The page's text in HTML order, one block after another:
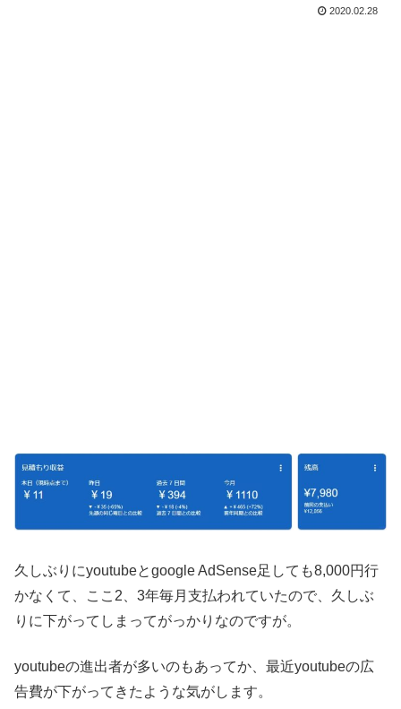
2020.02.28
久しぶりにyoutubeとgoogle AdSense足しても8,000円行
かなくて、ここ2、3年毎月支払われていたので、久しぶ
りに下がってしまってがっかりなのですが。
youtubeの進出者が多いのもあってか、最近youtubeの広
告費が下がってきたような気がします。